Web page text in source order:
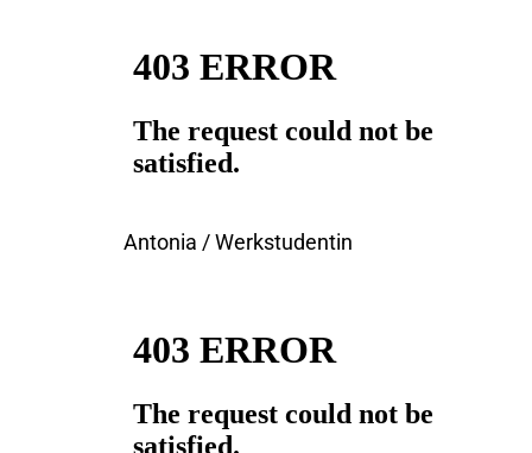
Antonia / Werkstudentin